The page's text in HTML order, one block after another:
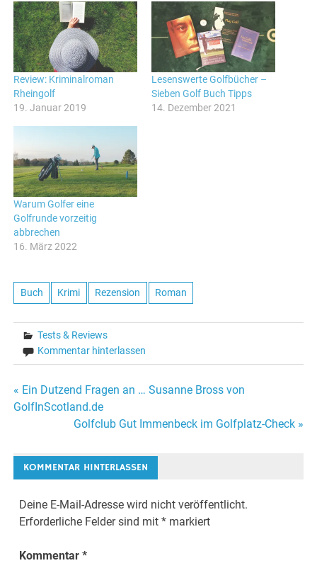
Review: Kriminalroman
Rheingolf
19. Januar 2019
Lesenswerte Golfbücher –
Sieben Golf Buch Tipps
14. Dezember 2021
Warum Golfer eine
Golfrunde vorzeitig
abbrechen
16. März 2022
Buch Krimi Rezension Roman
Tests & Reviews
Kommentar hinterlassen
Beitragsnavigation
« Ein Dutzend Fragen an … Susanne Bross von
GolfInScotland.de
Golfclub Gut Immenbeck im Golfplatz-Check »
KOMMENTAR HINTERLASSEN
Deine E-Mail-Adresse wird nicht veröffentlicht.
Erforderliche Felder sind mit* markiert
Kommentar*